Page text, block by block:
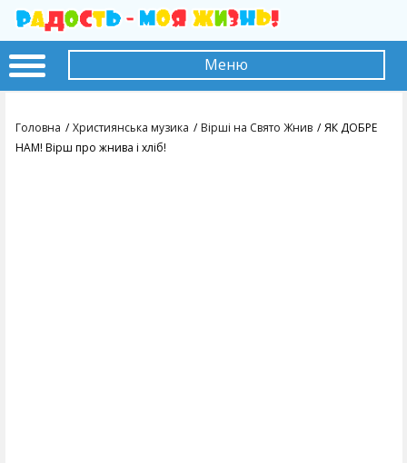
Меню
Головна Християнська музика Вірші на Свято Жнив
ЯК ДОБРЕ
НАМ! Вірш про жнива і хліб!